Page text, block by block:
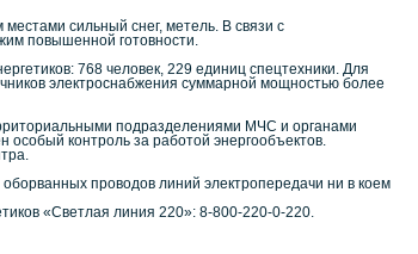
сильный снег, метель. В связи с
повышенной готовности.
768 человек, 229 единиц спецтехники. Для
электроснабжения суммарной мощностью более
подразделениями МЧС и органами
контроль за работой энергообъектов.
проводов линий электропередачи ни в коем
«Светлая линия 220»: 8-800-220-0-220.